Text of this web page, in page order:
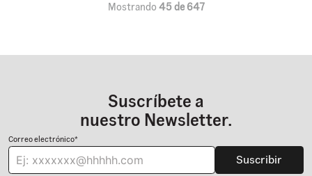
Mostrando 45 de 647
Suscríbete a
nuestro Newsletter.
Correo electrónico*
Suscribir